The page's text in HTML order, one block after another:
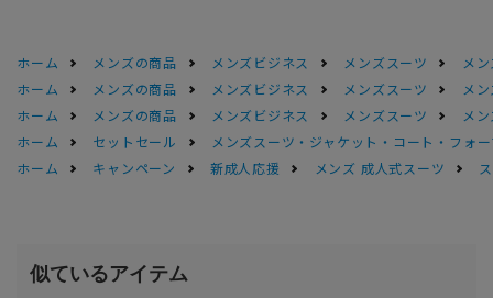
ホーム メンズの商品 メンズビジネス メンズスーツ
メ
ホーム
メンズの商品 メンズビジネス メンズスーツ
メ
ホーム
メンズの商品 メンズビジネス メンズスーツ
メ
ホーム
セットセール
メンズスーツ・ジャケット・コート・フォ
ホーム
キャンペーン 新成人応援 メンズ 成人式スーツ